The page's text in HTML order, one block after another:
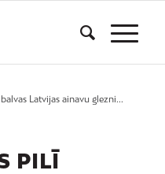
Latvijas ainavu glezni...
PILĪ